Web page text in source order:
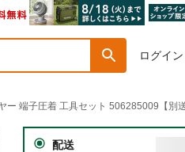
ログイ
端子圧着 工具セット 506285009【別送
配送